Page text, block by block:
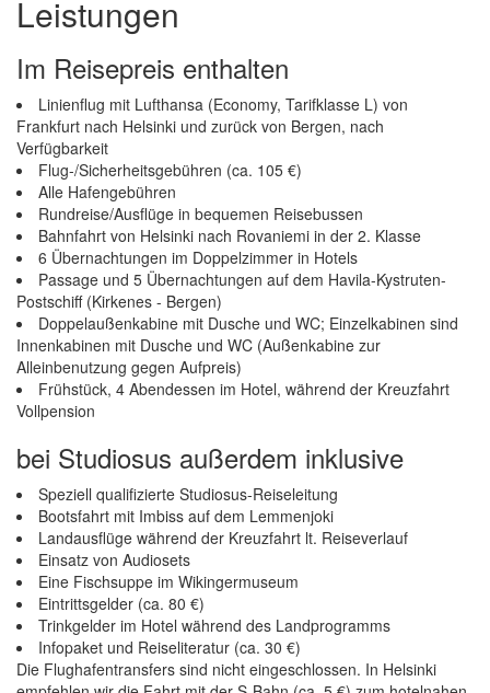
Leistungen
Im Reisepreis enthalten
Linienflug mit Lufthansa (Economy, Tarifklasse L) von
Frankfurt nach Helsinki und zurück von Bergen, nach
Verfügbarkeit
Flug-/Sicherheitsgebühren (ca. 105 €)
Alle Hafengebühren
Rundreise/Ausflüge in bequemen Reisebussen
Bahnfahrt von Helsinki nach Rovaniemi in der 2. Klasse
6 Übernachtungen im Doppelzimmer in Hotels
Passage und 5 Übernachtungen auf dem Havila-Kystruten-
Postschiff (Kirkenes - Bergen)
Doppelaußenkabine mit Dusche und WC; Einzelkabinen sind
Innenkabinen mit Dusche und WC (Außenkabine zur
Alleinbenutzung gegen Aufpreis)
Frühstück, 4 Abendessen im Hotel, während der Kreuzfahrt
Vollpension
bei Studiosus außerdem inklusive
Speziell qualifizierte Studiosus-Reiseleitung
Bootsfahrt mit Imbiss auf dem Lemmenjoki
Landausflüge während der Kreuzfahrt lt. Reiseverlauf
Einsatz von Audiosets
Eine Fischsuppe im Wikingermuseum
Eintrittsgelder (ca. 80 €)
Trinkgelder im Hotel während des Landprogramms
Infopaket und Reiseliteratur (ca. 30 €)
Die Flughafentransfers sind nicht eingeschlossen. In Helsinki